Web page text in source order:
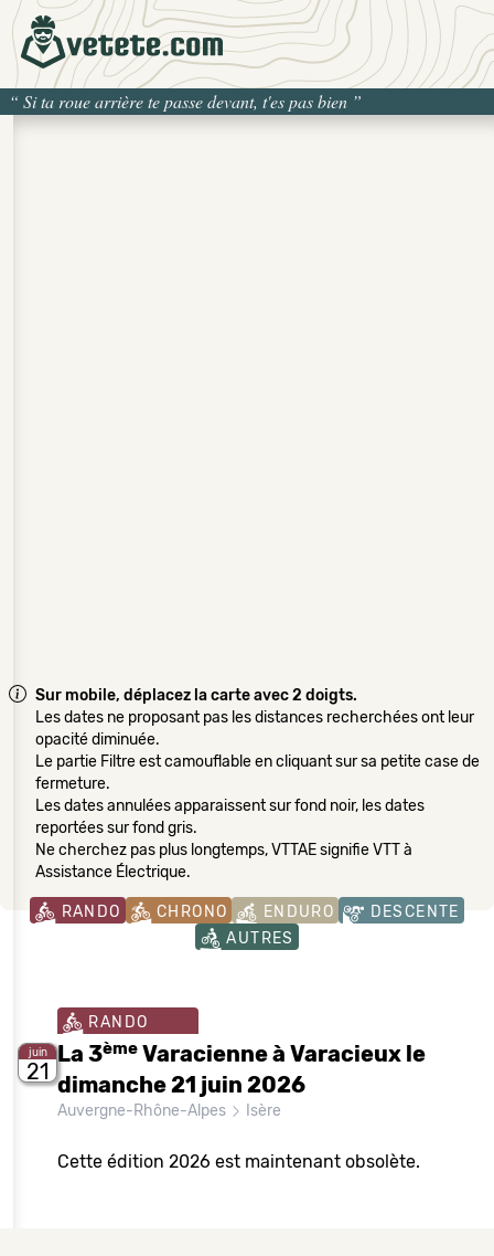
“ Si ta roue arrière te passe devant, t'es pas bien ”
Sur mobile, déplacez la carte avec 2 doigts.
Les dates ne proposant pas les distances recherchées ont leur
opacité diminuée.
Le partie Filtre est camouflable en cliquant sur sa petite case de
fermeture.
Les dates annulées apparaissent sur fond noir, les dates
reportées sur fond gris.
Ne cherchez pas plus longtemps, VTTAE signifie VTT à
Assistance Électrique.
RANDO CHRONO ENDURO
DESCENTE
AUTRES
juin
21
RANDO
La 3ème Varacienne à Varacieux le
dimanche 21 juin 2026
Auvergne-Rhône-Alpes Isère
Cette édition 2026 est maintenant obsolète.